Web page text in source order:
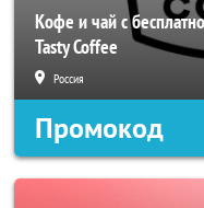
Кофе и чай с
Tasty Coffee
Россия
Промокод